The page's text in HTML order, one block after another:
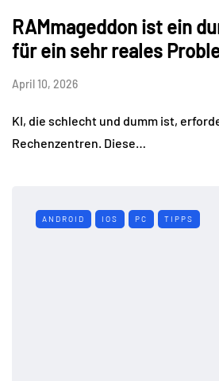
RAMmageddon ist ein
für ein sehr reales
April 10, 2026
KI, die schlecht und dumm ist,
Rechenzentren. Diese…
ANDROID IOS PC TIPPS